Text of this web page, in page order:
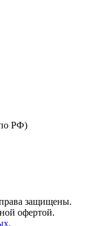
по РФ)
защищены.
офертой.